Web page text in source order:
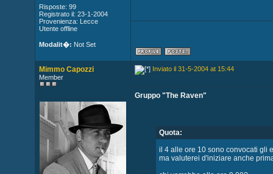
Risposte: 99
Registrato il: 23-1-2004
Provenienza: Lecce
Utente offline
Modalit�: Not Set
Mimmo Capozzi
Member
Inviato il 31-5-2004 at 15:44
Gruppo "The Raven"
Quota:
il 4 alle ore 10 sono convocati gli
ma valuterei d'iniziare anche